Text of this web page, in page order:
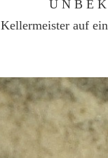
U N B E
Kellermeister auf